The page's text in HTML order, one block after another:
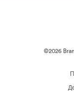
©2026